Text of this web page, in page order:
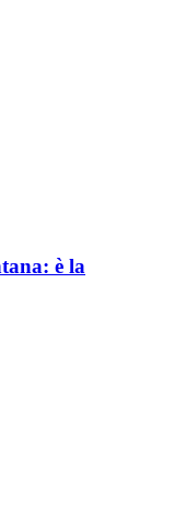
è la